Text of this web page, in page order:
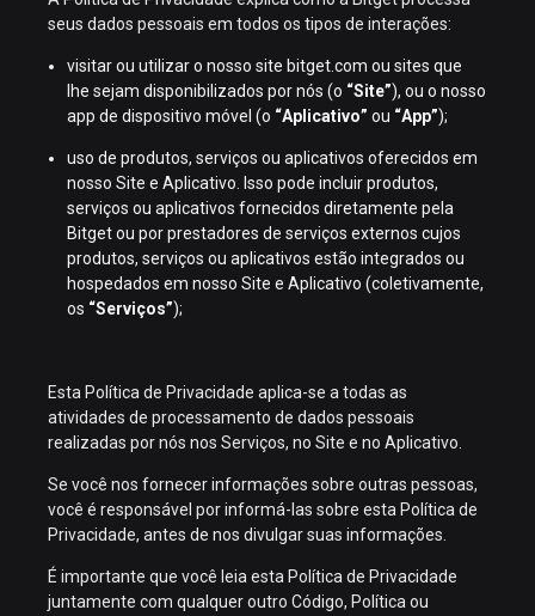
seus dados pessoais em todos os tipos de interações:
visitar ou utilizar o nosso site bitget.com ou sites que
lhe sejam disponibilizados por nós (o “Site”), ou o nosso
app de dispositivo móvel (o “Aplicativo” ou “App”);
uso de produtos, serviços ou aplicativos oferecidos em
nosso Site e Aplicativo. Isso pode incluir produtos,
serviços ou aplicativos fornecidos diretamente pela
Bitget ou por prestadores de serviços externos cujos
produtos, serviços ou aplicativos estão integrados ou
hospedados em nosso Site e Aplicativo (coletivamente,
os “Serviços”);
Esta Política de Privacidade aplica-se a todas as
atividades de processamento de dados pessoais
realizadas por nós nos Serviços, no Site e no Aplicativo.
Se você nos fornecer informações sobre outras pessoas,
você é responsável por informá-las sobre esta Política de
Privacidade, antes de nos divulgar suas informações.
É importante que você leia esta Política de Privacidade
juntamente com qualquer outro Código, Política ou